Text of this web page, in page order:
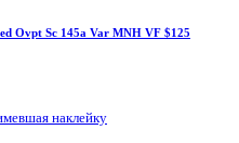
Ovpt Sc 145a Var MNH VF $125
наклейку